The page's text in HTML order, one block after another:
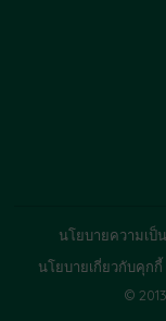
©
นโยบายความเป็
นโยบายเกี่ยวกับคุกกี้